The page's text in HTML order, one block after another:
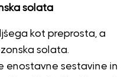
solata
kot preprosta, a
solata.
enostavne sestavine in